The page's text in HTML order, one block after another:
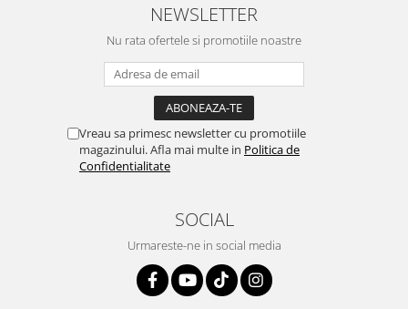
NEWSLETTER
Nu rata ofertele si promotiile noastre
Vreau sa primesc newsletter cu promotiile
magazinului. Afla mai multe in Politica de
Confidentialitate
SOCIAL
Urmareste-ne in social media